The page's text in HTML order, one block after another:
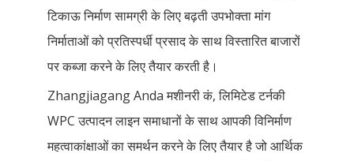
टिकाऊ निर्माण सामग्री के लिए बढ़ती उपभोक्ता मांग
निर्माताओं को प्रतिस्पर्धी प्रसाद के साथ विस्तारित बाजारों
पर कब्जा करने के लिए तैयार करती है।
Zhangjiagang Anda मशीनरी कं, लिमिटेड टर्नकी
WPC उत्पादन लाइन समाधानों के साथ आपकी विनिर्माण
महत्वाकांक्षाओं का समर्थन करने के लिए तैयार है जो आर्थिक